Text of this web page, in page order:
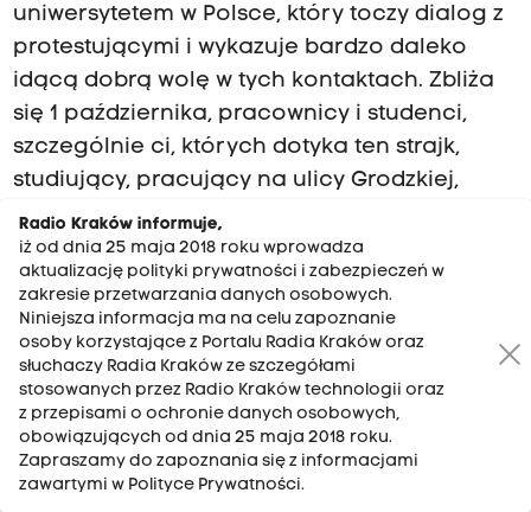
uniwersytetem w Polsce, który toczy dialog z
protestującymi i wykazuje bardzo daleko
idącą dobrą wolę w tych kontaktach. Zbliża
się 1 października, pracownicy i studenci,
szczególnie ci, których dotyka ten strajk,
studiujący, pracujący na ulicy Grodzkiej,
oczekują jego zakończenia. Dostaliśmy apel
pracowników Wydziału Filozoficznego
skierowany do protestujących, zgodnie z
którym profesorowie Uniwersytetu
pochodzący z Wydziału Filozoficznego
rekomendują zmianę formuły tego strajku,
bo nie widzą potrzeby kontynuacji strajków w
murach Uniwersytetu, ponieważ to stwarza
wrażenie, jakoby Uniwersytet Jagielloński był
Radio Kraków informuje,
iż od dnia 25 maja 2018 roku wprowadza
aktualizację polityki prywatności i zabezpieczeń w
zakresie przetwarzania danych osobowych.
Niniejsza informacja ma na celu zapoznanie
osoby korzystające z Portalu Radia Kraków oraz
słuchaczy Radia Kraków ze szczegółami
stosowanych przez Radio Kraków technologii oraz
z przepisami o ochronie danych osobowych,
obowiązujących od dnia 25 maja 2018 roku.
Zapraszamy do zapoznania się z informacjami
zawartymi w Polityce Prywatności.